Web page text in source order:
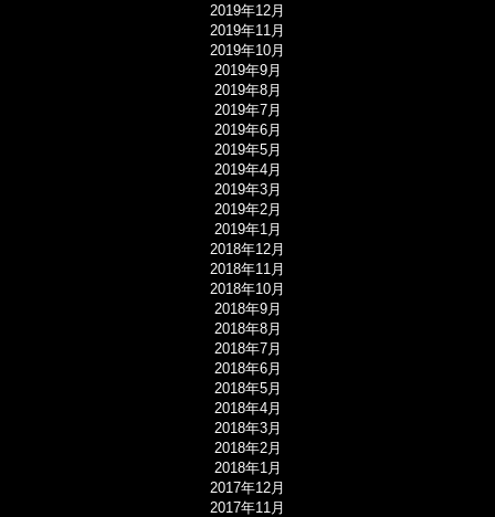
2019年12月
2019年11月
2019年10月
2019年9月
2019年8月
2019年7月
2019年6月
2019年5月
2019年4月
2019年3月
2019年2月
2019年1月
2018年12月
2018年11月
2018年10月
2018年9月
2018年8月
2018年7月
2018年6月
2018年5月
2018年4月
2018年3月
2018年2月
2018年1月
2017年12月
2017年11月